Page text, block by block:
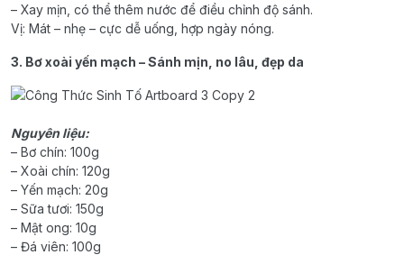
– Xay mịn, có thể thêm nước để điều chỉnh độ sánh.
Vị: Mát – nhẹ – cực dễ uống, hợp ngày nóng.
3. Bơ xoài yến mạch – Sánh mịn, no lâu, đẹp da
Nguyên liệu:
– Bơ chín: 100g
– Xoài chín: 120g
– Yến mạch: 20g
– Sữa tươi: 150g
– Mật ong: 10g
– Đá viên: 100g